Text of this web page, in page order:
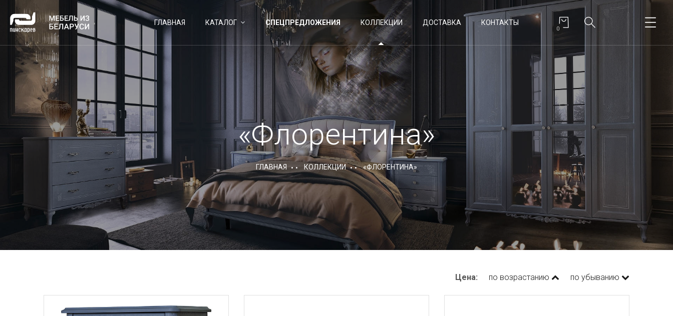
ГЛАВНАЯ КАТАЛОГ СПЕЦПРЕДЛОЖЕНИЯ КОЛЛЕКЦИИ ДОСТАВКА КОНТАКТЫ
0
«Флорентина»
ГЛАВНАЯ КОЛЛЕКЦИИ «ФЛОРЕНТИНА»
Цена: по возрастанию по убыванию